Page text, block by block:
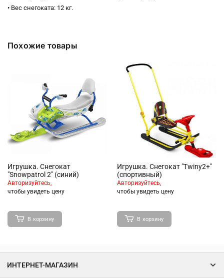
• Вес снегоката: 12 кг.
Похожие товары
Игрушка. Снегокат
"Snowpatrol 2" (синий)
Авторизуйтесь,
чтобы увидеть цену
В корзину
Игрушка. Снегокат "Twiny2+"
(спортивный)
Авторизуйтесь,
чтобы увидеть цену
В корзину
ИНТЕРНЕТ-МАГАЗИН